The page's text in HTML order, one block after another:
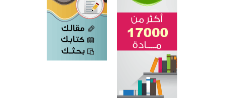
اختتام الدورة التاسعة لمسابقة حفظ وتلاوة القرآن الكريم في أزناكاييف
تيسليتش تختتم برنامجا تعليميا لتعزيز القيم وبناء الشخصية للشباب المسلمين
اختتام منافسات قرآنية متميزة في بنغلاديش بمشاركة 3000 متسابق